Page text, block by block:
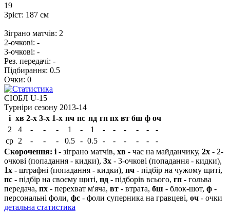
19
Зріст: 187 см
Зіграно матчів: 2
2-очкові: -
3-очкові: -
Рез. передачі: -
Підбирання: 0.5
Очки: 0
ЄЮБЛ U-15
Турніри сезону 2013-14
і хв 2-х 3-х 1-х пч пс пд гп пх вт бш ф оч
2
4 - - - 1 - 1 - - - - -
-
ср 2 - - - 0.5 - 0.5 - - - - -
-
Скорочення: і - зіграно матчів, хв - час на майданчику, 2х - 2-
очкові (попадання - кидки), 3х - 3-очкові (попадання - кидки),
1х - штрафні (попадання - кидки), пч - підбір на чужому щиті,
пс - підбір на своєму щиті, пд - підборів всього, гп - гольва
передача, пх - перехват м'яча, вт - втрата, бш - блок-шот, ф -
персональні фоли, фс - фоли суперника на гравцеві, оч - очки
детальна статистика